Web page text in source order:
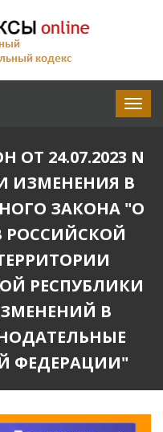
24.07.2023 N
ИЗМЕНЕНИЯ В
ЗАКОНА "О
РОССИЙСКОЙ
РЕСПУБЛИКИ
В
ФЕДЕРАЦИИ"